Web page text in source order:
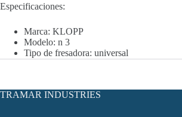
Especificaciones:
Marca: KLOPP
Modelo: n 3
Tipo de fresadora: universal
TRAMAR INDUSTRIES